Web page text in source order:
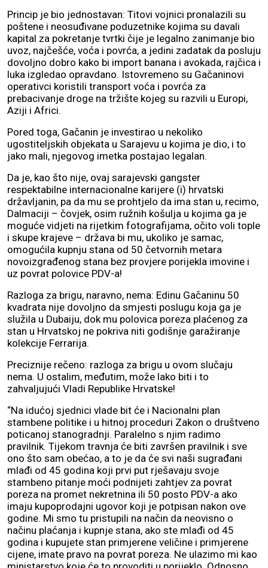
Princip je bio jednostavan: Titovi vojnici pronalazili su
poštene i neosuđivane poduzetnike kojima su davali
kapital za pokretanje tvrtki čije je legalno zanimanje bio
uvoz, najčešće, voća i povrća, a jedini zadatak da posluju
dovoljno dobro kako bi import banana i avokada, rajčica i
luka izgledao opravdano. Istovremeno su Gačaninovi
operativci koristili transport voća i povrća za
prebacivanje droge na tržište kojeg su razvili u Europi,
Aziji i Africi.
Pored toga, Gačanin je investirao u nekoliko
ugostiteljskih objekata u Sarajevu u kojima je dio, i to
jako mali, njegovog imetka postajao legalan.
Da je, kao što nije, ovaj sarajevski gangster
respektabilne internacionalne karijere (i) hrvatski
državljanin, pa da mu se prohtjelo da ima stan u, recimo,
Dalmaciji – čovjek, osim ružnih košulja u kojima ga je
moguće vidjeti na rijetkim fotografijama, očito voli tople
i skupe krajeve – država bi mu, ukoliko je samac,
omogućila kupnju stana od 50 četvornih metara
novoizgrađenog stana bez provjere porijekla imovine i
uz povrat polovice PDV-a!
Razloga za brigu, naravno, nema: Edinu Gačaninu 50
kvadrata nije dovoljno da smjesti poslugu koja ga je
služila u Dubaiju, dok mu polovica poreza plaćenog za
stan u Hrvatskoj ne pokriva niti godišnje garažiranje
kolekcije Ferrarija.
Preciznije rečeno: razloga za brigu u ovom slučaju
nema. U ostalim, međutim, može lako biti i to
zahvaljujući Vladi Republike Hrvatske!
“Na idućoj sjednici vlade bit će i Nacionalni plan
stambene politike i u hitnoj proceduri Zakon o društveno
poticanoj stanogradnji. Paralelno s njim radimo
pravilnik. Tijekom travnja će biti završen pravilnik i sve
ono što sam obećao, a to je da će svi naši sugrađani
mlađi od 45 godina koji prvi put rješavaju svoje
stambeno pitanje moći podnijeti zahtjev za povrat
poreza na promet nekretnina ili 50 posto PDV-a ako
imaju kupoprodajni ugovor koji je potpisan nakon ove
godine. Mi smo tu pristupili na način da neovisno o
načinu plaćanja i kupnje stana, ako ste mlađi od 45
godina i kupujete stan primjerene veličine i primjerene
cijene, imate pravo na povrat poreza. Ne ulazimo mi kao